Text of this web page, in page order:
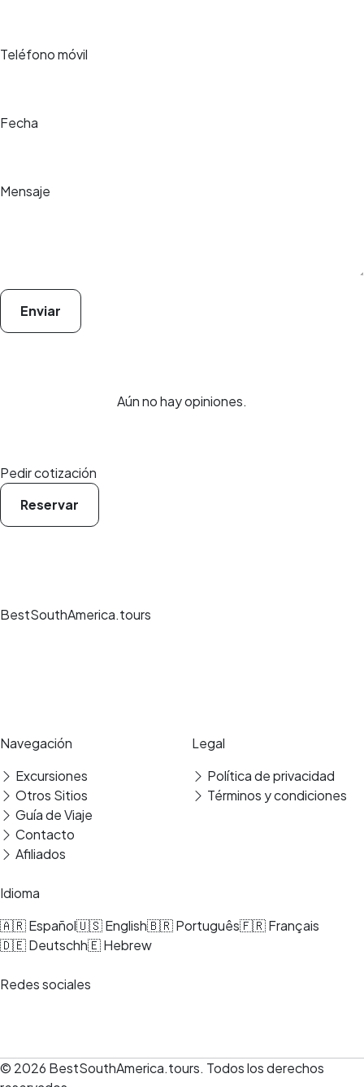
Teléfono móvil
Fecha
Mensaje
Enviar
Aún no hay opiniones.
Pedir cotización
Reservar
BestSouthAmerica.tours
Navegación
Excursiones
Otros Sitios
Guía de Viaje
Contacto
Afiliados
Legal
Política de privacidad
Términos y condiciones
Idioma
🇦🇷 Español🇺🇸 English🇧🇷 Português🇫🇷 Français
🇩🇪 Deutschh🇪 Hebrew
Redes sociales
© 2026 BestSouthAmerica.tours. Todos los derechos